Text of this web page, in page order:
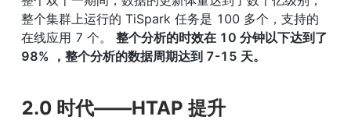
整个集群上运行的 TiSpark 任务是 100 多个，支持的
在线应用 7 个。 整个分析的时效在 10 分钟以下达到了
98% ，整个分析的数据周期达到 7-15 天。
2.0 时代——HTAP 提升